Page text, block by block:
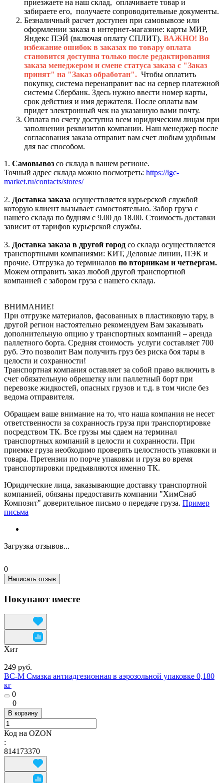
приезжаете на наш склад, оплачиваете товар и
забираете его, получаете сопроводительные документы.
Безналичный расчет доступен при самовывозе или
оформлении заказа в интернет-магазине: карты МИР,
Яндекс ПЭЙ (включая оплату СПЛИТ). ВАЖНО! Во
избежание ошибок в заказах по товару оплата
становится доступна только после редактирования
заказа менеджером и смене статуса заказа с "Заказ
принят" на "Заказ обработан". Чтобы оплатить
покупку, система перенаправит вас на сервер платежной
системы Сбербанк. Здесь нужно ввести номер карты,
срок действия и имя держателя. После оплаты вам
придет электронный чек на указанную вами почту.
Оплата по счету доступна всем юридическим лицам при
заполнении реквизитов компании. Наш менеджер после
согласования заказа отправит вам счет любым удобным
для вас способом.
1. Самовывоз со склада в вашем регионе.
Точный адрес склада можно посмотреть: https://igc-
market.ru/contacts/stores/
2. Доставка заказа осуществляется курьерской службой
которую клиент вызывает самостоятельно. Забор груза с
нашего склада по будням с 9.00 до 18.00. Стоимость доставки
зависит от тарифов курьерской службы.
3. Доставка заказа в другой город со склада осуществляется
транспортными компаниями: КИТ, Деловые линии, ПЭК и
прочие. Отгрузка до терминалов по вторникам и четвергам.
Можем отправить заказ любой другой транспортной
компанией с забором груза с нашего склада.
ВНИМАНИЕ!
При отгрузке материалов, фасованных в пластиковую тару, в
другой регион настоятельно рекомендуем Вам заказывать
дополнительную опцию у транспортных компаний – аренда
паллетного борта. Средняя стоимость услуги составляет 700
руб. Это позволит Вам получить груз без риска боя тары в
целости и сохранности!
Транспортная компания оставляет за собой право включить в
счет обязательную обрешетку или паллетный борт при
перевозке жидкостей, опасных грузов и т.д. в том числе без
ведома отправителя.
Обращаем ваше внимание на то, что наша компания не несет
ответственности за сохранность груза при транспортировке
посредством ТК. Все грузы мы сдаем на терминал
транспортных компаний в целости и сохранности. При
приемке груза необходимо проверять целостность упаковки и
товара. Претензии по порче упаковки и груза во время
транспортировки предъявляются именно ТК.
Юридические лица, заказывающие доставку транспортной
компанией, обязаны предоставить компании "ХимСнаб
Композит" доверительное письмо о передаче груза. Пример
письма
Загрузка отзывов...
0
Написать отзыв
Покупают вместе
Хит
249 руб.
ВС-М Смазка антиадгезионная в аэрозольной упаковке 0,180
кг
0
0
В корзину
Код на OZON
:
814173370